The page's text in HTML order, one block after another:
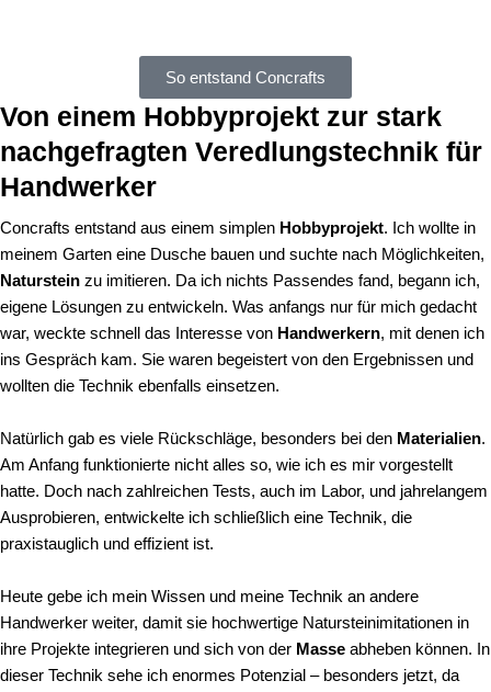
So entstand Concrafts
Von einem Hobbyprojekt zur stark
nachgefragten Veredlungstechnik für
Handwerker
Concrafts entstand aus einem simplen Hobbyprojekt. Ich wollte in
meinem Garten eine Dusche bauen und suchte nach Möglichkeiten,
Naturstein zu imitieren. Da ich nichts Passendes fand, begann ich,
eigene Lösungen zu entwickeln. Was anfangs nur für mich gedacht
war, weckte schnell das Interesse von Handwerkern, mit denen ich
ins Gespräch kam. Sie waren begeistert von den Ergebnissen und
wollten die Technik ebenfalls einsetzen.
Natürlich gab es viele Rückschläge, besonders bei den Materialien.
Am Anfang funktionierte nicht alles so, wie ich es mir vorgestellt
hatte. Doch nach zahlreichen Tests, auch im Labor, und jahrelangem
Ausprobieren, entwickelte ich schließlich eine Technik, die
praxistauglich und effizient ist.
Heute gebe ich mein Wissen und meine Technik an andere
Handwerker weiter, damit sie hochwertige Natursteinimitationen in
ihre Projekte integrieren und sich von der Masse abheben können. In
dieser Technik sehe ich enormes Potenzial – besonders jetzt, da